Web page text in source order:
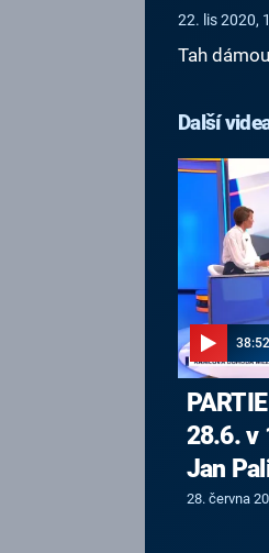
22. lis 2020,
Tah
Další
38:52
28.6. v
Jan
28. června